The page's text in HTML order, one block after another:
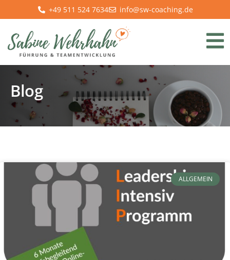
+49 511 524 7634 info@sw-coaching.de
Blog
ALLGEMEIN